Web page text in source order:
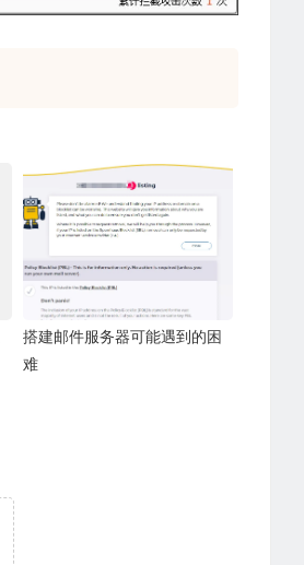
搭建邮件服务器可能遇到的困
难